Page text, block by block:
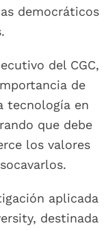
democráticos
del CGC,
de
tecnología en
que debe
los valores
aplicada
destinada